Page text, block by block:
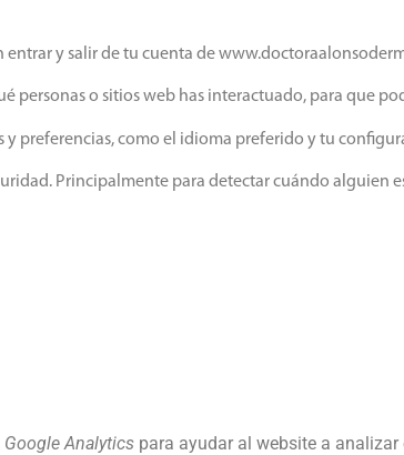
entrar y salir de tu cuenta de
personas o sitios web has interactuado, para que
y preferencias, como el idioma preferido y tu
Principalmente para detectar cuándo alguien
Google Analytics para ayudar al website a